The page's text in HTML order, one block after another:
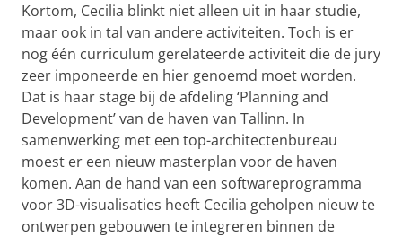
Kortom, Cecilia blinkt niet alleen uit in haar studie,
maar ook in tal van andere activiteiten. Toch is er
nog één curriculum gerelateerde activiteit die de jury
zeer imponeerde en hier genoemd moet worden.
Dat is haar stage bij de afdeling ‘Planning and
Development’ van de haven van Tallinn. In
samenwerking met een top-architectenbureau
moest er een nieuw masterplan voor de haven
komen. Aan de hand van een softwareprogramma
voor 3D-visualisaties heeft Cecilia geholpen nieuw te
ontwerpen gebouwen te integreren binnen de